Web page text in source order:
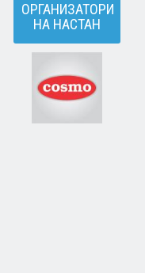
ОРГАНИЗАТОРИ
НА НАСТАН